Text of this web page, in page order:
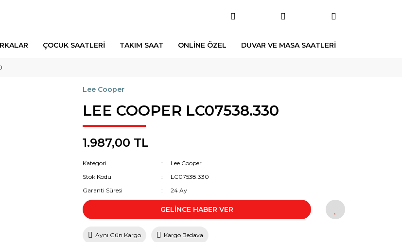
ÇOCUK SAATLERİ TAKIM SAAT ONLİNE ÖZEL DUVAR VE MASA SAATLERİ
Lee Cooper
LEE COOPER LC07538.330
1.987,00 TL
Kategori
Lee Cooper
Stok Kodu
LC07538.330
Garanti Süresi
24 Ay
GELİNCE HABER VER
Aynı Gün Kargo Kargo Bedava